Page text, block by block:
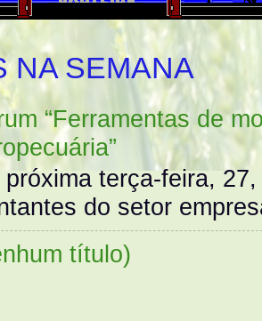
NA SEMANA
“Ferramentas de
próxima terça-feira,
do setor
título)